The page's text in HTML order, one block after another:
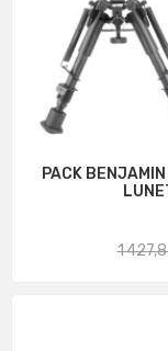
PACK
Prix
1